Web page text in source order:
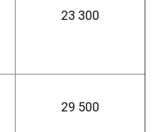
23 300
29 500